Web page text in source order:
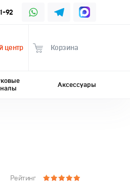
92
центр Корзина
Аксессуары
Рейтинг